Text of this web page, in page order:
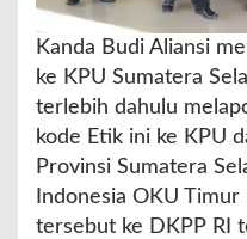
B
e
r
u
n
t
Kanda Budi Aliansi
ke KPU Sumatera
terlebih dahulu
kode Etik ini ke KPU
Provinsi Sumatera
Indonesia OKU
tersebut ke DKPP RI